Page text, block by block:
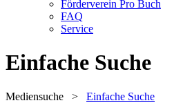
Förderverein Pro Buch
FAQ
Service
Einfache Suche
Mediensuche > Einfache Suche